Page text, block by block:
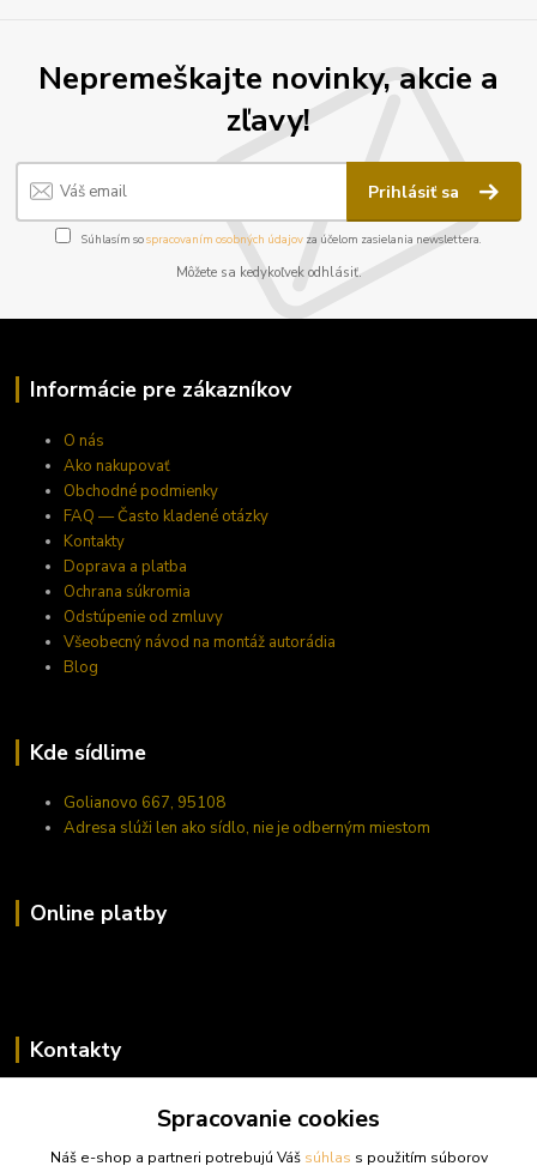
Nepremeškajte novinky, akcie a
zľavy!
Prihlásiť sa
Súhlasím sospracovaním osobných údajov za účelom zasielania newslettera.
Môžete sa kedykoľvek odhlásiť.
Informácie pre zákazníkov
O nás
Ako nakupovať
Obchodné podmienky
FAQ — Často kladené otázky
Kontakty
Doprava a platba
Ochrana súkromia
Odstúpenie od zmluvy
Všeobecný návod na montáž autorádia
Blog
Kde sídlime
Golianovo 667, 95108
Adresa slúži len ako sídlo, nie je odberným miestom
Online platby
Kontakty
+421 948 923 456
(Po-Pi 14-17 hod., So 10-15 hod.)
Spracovanie cookies
Náš e-shop a partneri potrebujú Váš súhlas s použitím súborov